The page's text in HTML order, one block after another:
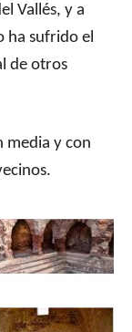
Vallés, y a
ha sufrido el
de otros
media y con